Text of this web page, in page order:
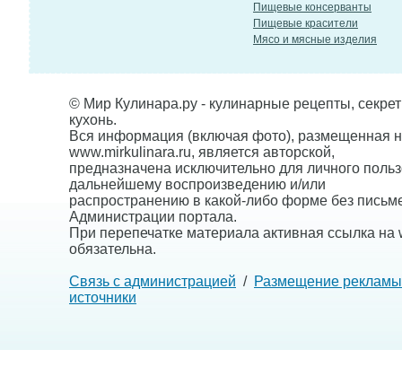
Пищевые консерванты
Пищевые красители
Мясо и мясные изделия
© Мир Кулинара.ру - кулинарные рецепты,
кухонь.
Вся информация (включая фото), размещенная
www.mirkulinara.ru, является авторской,
предназначена исключительно для личного
дальнейшему воспроизведению и/или
распространению в какой-либо форме без
Администрации портала.
При перепечатке материала активная ссылка на
обязательна.
Связь с администрацией / Размещение рекламы
источники